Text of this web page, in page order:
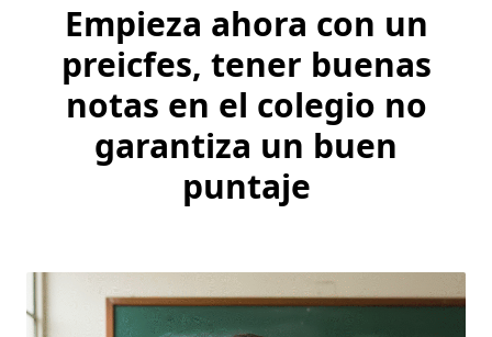
Empieza ahora con un
preicfes, tener buenas
notas en el colegio no
garantiza un buen
puntaje